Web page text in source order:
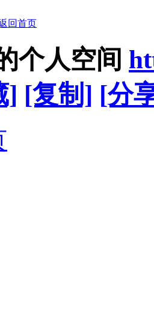
回首页
个人空间
] [复制] [分